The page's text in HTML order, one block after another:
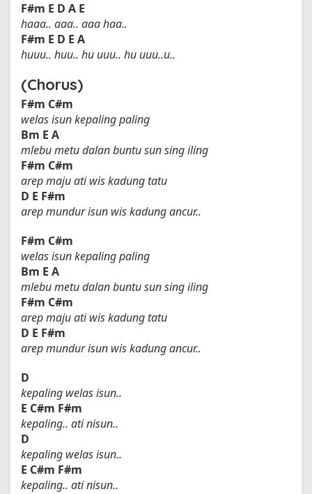
F#m E D A E
haaa.. aaa.. aaa haa..
F#m E D E A
huuu.. huu.. hu uuu.. hu uuu..u..
(Chorus)
F#m C#m
welas isun kepaling paling
Bm E A
mlebu metu dalan buntu sun sing iling
F#m C#m
arep maju ati wis kadung tatu
D E F#m
arep mundur isun wis kadung ancur..
F#m C#m
welas isun kepaling paling
Bm E A
mlebu metu dalan buntu sun sing iling
F#m C#m
arep maju ati wis kadung tatu
D E F#m
arep mundur isun wis kadung ancur..
D
kepaling welas isun..
E C#m F#m
kepaling.. ati nisun..
D
kepaling welas isun..
E C#m F#m
kepaling.. ati nisun..